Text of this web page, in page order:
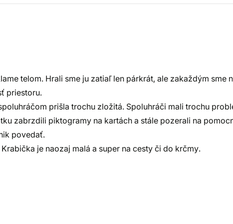
telom. Hrali sme ju zatiaľ len párkrát, ale zakaždým sme
priestoru.
prišla trochu zložitá. Spoluhráči mali trochu
zabrzdili piktogramy na kartách a stále pozerali na
povedať.
je naozaj malá a super na cesty či do krčmy.